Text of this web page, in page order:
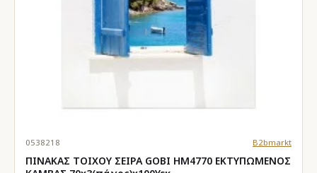
0538218 B2bmarkt
ΠΙΝΑΚΑΣ TOIXOY ΣΕΙΡΑ GOBI HM4770 ΕΚΤΥΠΩΜΕΝΟΣ